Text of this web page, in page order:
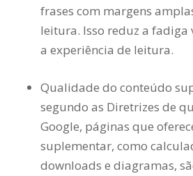
frases com margens
leitura. Isso reduz a fadiga
a experiência de leitura.
Qualidade do conteúdo
segundo as Diretrizes de
Google, páginas que
suplementar, como
downloads e diagramas,